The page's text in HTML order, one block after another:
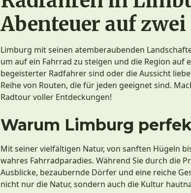
Abenteuer auf zwei
Limburg mit seinen atemberaubenden
um auf ein Fahrrad zu steigen und die Region auf
begeisterter Radfahrer sind oder die Aussicht
Reihe von Routen, die für jeden geeignet sind.
Radtour voller Entdeckungen!
Warum Limburg
Mit seiner vielfältigen Natur, von sanften Hügeln
wahres Fahrradparadies. Während Sie durch die
Ausblicke, bezaubernde Dörfer und eine reiche
nicht nur die Natur, sondern auch die Kultur